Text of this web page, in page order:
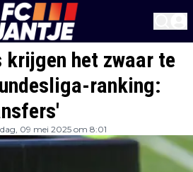
krijgen het zwaar te
ranking:
09 mei 2025 om 8:01